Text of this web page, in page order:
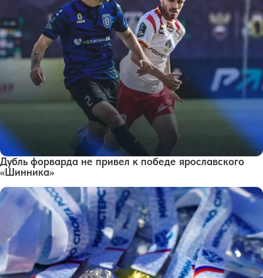
Дубль форварда не привел к победе ярославского
«Шинника»